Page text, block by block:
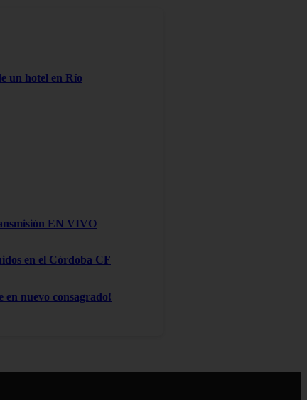
un hotel en Río
EN VIVO
en el Córdoba CF
nuevo consagrado!